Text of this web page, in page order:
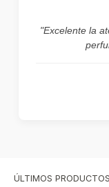
"Excelente la
ÚLTIMOS